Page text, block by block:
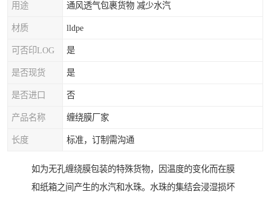
用途 通风透气包裹货物 减少水汽
材质 lldpe
可否印LOG 是
是否现货 是
是否进口 否
产品名称 缠绕膜厂家
长度 标准，订制需沟通
如为无孔缠绕膜包装的特殊货物，因温度的变化而在膜
和纸箱之间产生的水汽和水珠。水珠的集结会浸湿损坏